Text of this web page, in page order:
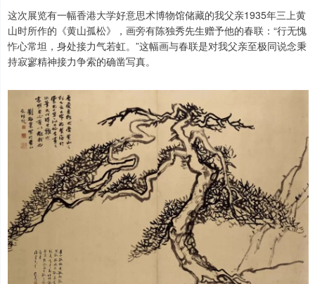
这次展览有一幅香港大学好意思术博物馆储藏的我父亲1935年三上黄
山时所作的《黄山孤松》，画旁有陈独秀先生赠予他的春联：“行无愧
怍心常坦，身处接力气若虹。”这幅画与春联是对我父亲至极同说念秉
持寂寥精神接力争索的确凿写真。